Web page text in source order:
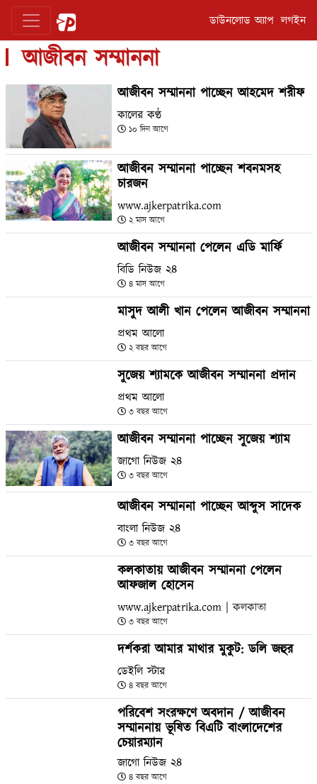
ডাউনলোড অ্যাপ লগইন
আজীবন সম্মাননা
আজীবন সম্মাননা পাচ্ছেন আহমেদ শরীফ
কালের কণ্ঠ
১০ দিন আগে
আজীবন সম্মাননা পাচ্ছেন শবনমসহ
চারজন
www.ajkerpatrika.com
২ মাস আগে
আজীবন সম্মাননা পেলেন এডি মার্ফি
বিডি নিউজ ২৪
৪ মাস আগে
মাসুদ আলী খান পেলেন আজীবন সম্মাননা
প্রথম আলো
২ বছর আগে
সুজেয় শ্যামকে আজীবন সম্মাননা প্রদান
প্রথম আলো
৩ বছর আগে
আজীবন সম্মাননা পাচ্ছেন সুজেয় শ্যাম
জাগো নিউজ ২৪
৩ বছর আগে
আজীবন সম্মাননা পাচ্ছেন আব্দুস সাদেক
বাংলা নিউজ ২৪
৩ বছর আগে
কলকাতায় আজীবন সম্মাননা পেলেন
আফজাল হোসেন
www.ajkerpatrika.com | কলকাতা
৩ বছর আগে
দর্শকরা আমার মাথার মুকুট: ডলি জহুর
ডেইলি স্টার
৪ বছর আগে
পরিবেশ সংরক্ষণে অবদান / আজীবন
সম্মাননায় ভূষিত বিএটি বাংলাদেশের
চেয়ারম্যান
জাগো নিউজ ২৪
৪ বছর আগে